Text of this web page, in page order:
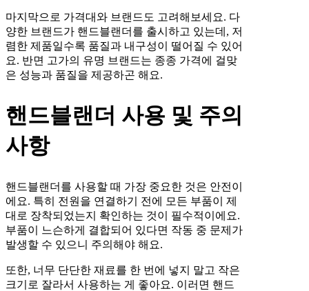
마지막으로 가격대와 브랜드도 고려해보세요. 다
양한 브랜드가 핸드블랜더를 출시하고 있는데, 저
렴한 제품일수록 품질과 내구성이 떨어질 수 있어
요. 반면 고가의 유명 브랜드는 종종 가격에 걸맞
은 성능과 품질을 제공하곤 해요.
핸드블랜더 사용 및 주의
사항
핸드블랜더를 사용할 때 가장 중요한 것은 안전이
에요. 특히 전원을 연결하기 전에 모든 부품이 제
대로 장착되었는지 확인하는 것이 필수적이에요.
부품이 느슨하게 결합되어 있다면 작동 중 문제가
발생할 수 있으니 주의해야 해요.
또한, 너무 단단한 재료를 한 번에 넣지 말고 작은
크기로 잘라서 사용하는 게 좋아요. 이러면 핸드